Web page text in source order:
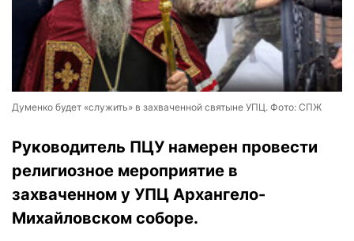
Думенко будет «служить» в захваченной святыне УПЦ. Фото: СПЖ
Руководитель ПЦУ намерен провести
религиозное мероприятие в
захваченном у УПЦ Архангело-
Михайловском соборе.